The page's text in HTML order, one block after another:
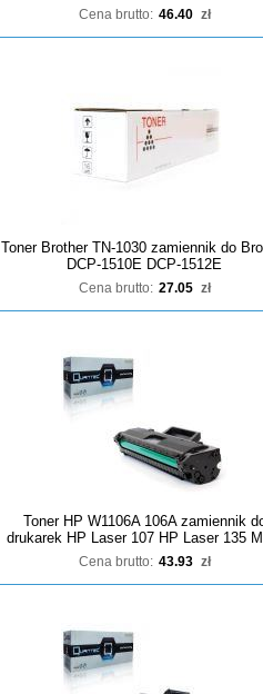
Cena brutto: 46.40 zł
Toner Brother TN-1030 zamiennik do
DCP-1510E DCP-1512E
Cena brutto: 27.05 zł
Toner HP W1106A 106A zamiennik
drukarek HP Laser 107 HP Laser 135
Cena brutto: 43.93 zł